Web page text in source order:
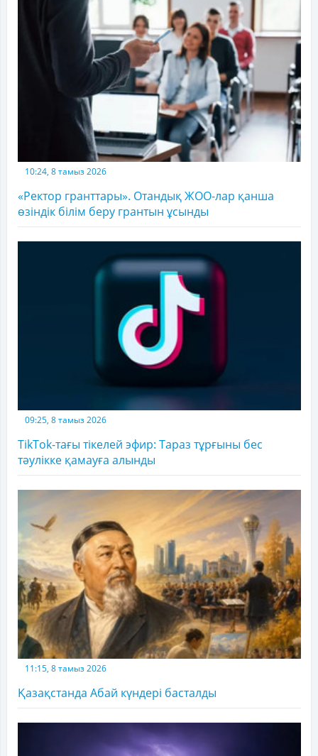
10:24, 8 тамыз 2026
«Ректор гранттары». Отандық ЖОО-лар қанша
өзіндік білім беру грантын ұсынды
09:25, 8 тамыз 2026
TikTok-тағы тікелей эфир: Тараз тұрғыны бес
тәулікке қамауға алынды
11:15, 8 тамыз 2026
Қазақстанда Абай күндері басталды